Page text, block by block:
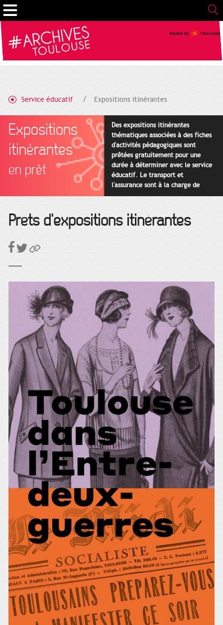
Service éducatif Expositions itinérantes
Expositions
itinérantes
en prêt
Des expositions itinérantes
thématiques associées à des fiches
d'activités pédagogiques sont
prêtées gratuitement pour une
durée à déterminer avec le service
éducatif. Le transport et
l'assurance sont à la charge de
l'emprunteur.
Prêts d'expositions itinérantes
Gestion de vos préférences sur les cookies